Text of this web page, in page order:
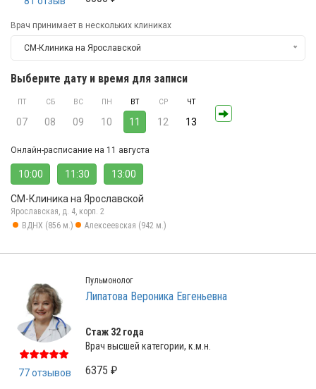
Врач принимает в нескольких клиниках
СМ-Клиника на Ярославской
Выберите дату и время для записи
ПТ
07
СБ
08
ВС
09
ПН
10
ВТ
11
СР
12
ЧТ
13
Онлайн-расписание на 11 августа
10:00 11:30 13:00
СМ-Клиника на Ярославской
Ярославская, д. 4, корп. 2
ВДНХ (856 м.)
Алексеевская (942 м.)
77 отзывов
Пульмонолог
Липатова Вероника Евгеньевна
Стаж 32 года
Врач высшей категории, к.м.н.
6375 ₽